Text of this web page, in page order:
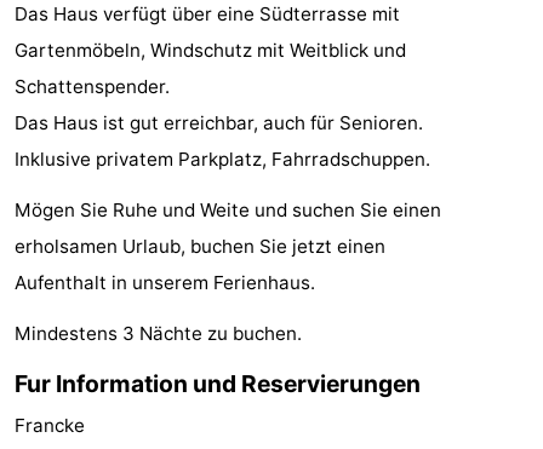
Zentren
Dörfer
Städte
Führungen
Schwimmbader
-
Radfahren
-
Wandern
-
Das Haus verfügt über eine Südterrasse mit
Gartenmöbeln, Windschutz mit Weitblick und
Schattenspender.
Das Haus ist gut erreichbar, auch für Senioren.
Inklusive privatem Parkplatz, Fahrradschuppen.
Mögen Sie Ruhe und Weite und suchen Sie einen
erholsamen Urlaub, buchen Sie jetzt einen
Aufenthalt in unserem Ferienhaus.
Mindestens 3 Nächte zu buchen.
Fur Information und Reservierungen
Francke